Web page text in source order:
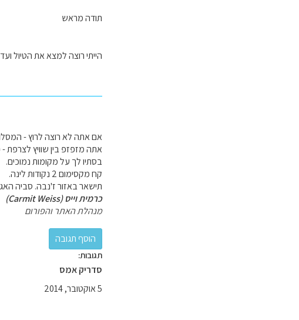
תודה מראש
הייתי רוצה למצא את הטיול
אם אתה לא רוצה לרוץ -
אתה מזפזפ בין שוויץ לצרפת -
בסתיו לך על מקומות נמוכים.
קח מקסימום 2 נקודות לינה.
תישאר באזור ז'נבה. סביה
כרמית וייס (Carmit Weiss)
מנהלת האתר והפורום
תגובות:
סדריק אמס
5 אוקטובר, 2014